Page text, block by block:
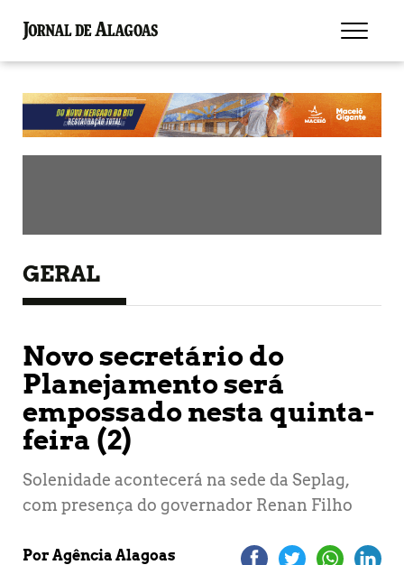
GERAL
Novo secretário do
Planejamento será
empossado nesta quinta-
feira (2)
Solenidade acontecerá na sede da Seplag,
com presença do governador Renan Filho
Por Agência Alagoas